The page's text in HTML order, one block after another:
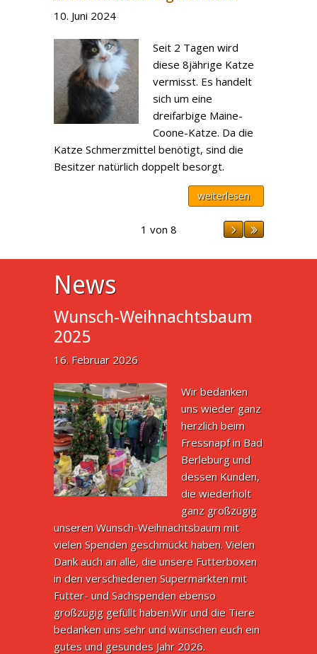
10. Juni 2024
Seit 2 Tagen wird
diese 8jährige Katze
vermisst. Es handelt
sich um eine
dreifarbige Maine-
Coone-Katze. Da die
Katze Schmerzmittel benötigt, sind die
Besitzer natürlich doppelt besorgt.
weiterlesen
1 von 8
News
Wunsch-Weihnachtsbaum
2025
16. Februar 2026
Wir bedanken
uns wieder ganz
herzlich beim
Fressnapf in Bad
Berleburg und
dessen Kunden,
die wiederholt
ganz großzügig
unseren Wunsch-Weihnachtsbaum mit
vielen Spenden geschmückt haben. Vielen
Dank auch an alle, die unsere Futterboxen
in den verschiedenen Supermärkten mit
Futter- und Sachspenden ebenso
großzügig gefüllt haben.Wir und die Tiere
bedanken uns sehr und wünschen euch ein
gutes und gesundes Jahr 2026.